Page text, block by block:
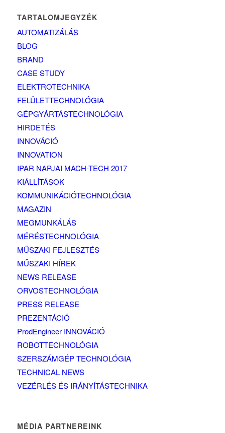
TARTALOMJEGYZÉK
AUTOMATIZÁLÁS
BLOG
BRAND
CASE STUDY
ELEKTROTECHNIKA
FELÜLETTECHNOLÓGIA
GÉPGYÁRTÁSTECHNOLÓGIA
HIRDETÉS
INNOVÁCIÓ
INNOVATION
IPAR NAPJAI MACH-TECH 2017
KIÁLLÍTÁSOK
KOMMUNIKÁCIÓTECHNOLÓGIA
MAGAZIN
MEGMUNKÁLÁS
MÉRÉSTECHNOLÓGIA
MŰSZAKI FEJLESZTÉS
MŰSZAKI HÍREK
NEWS RELEASE
ORVOSTECHNOLÓGIA
PRESS RELEASE
PREZENTÁCIÓ
ProdEngineer INNOVÁCIÓ
ROBOTTECHNOLÓGIA
SZERSZÁMGÉP TECHNOLÓGIA
TECHNICAL NEWS
VEZÉRLÉS ÉS IRÁNYÍTÁSTECHNIKA
MÉDIA PARTNEREINK